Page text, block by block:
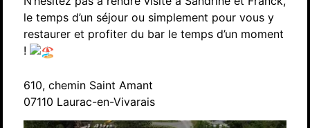
le temps d’un séjour ou simplement pour vous y
restaurer et profiter du bar le temps d’un moment
!
610, chemin Saint Amant
07110 Laurac-en-Vivarais